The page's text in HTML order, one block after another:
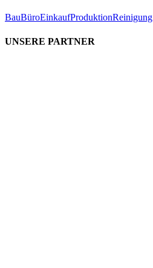
BauBüroEinkaufProduktionReinigung
UNSERE PARTNER